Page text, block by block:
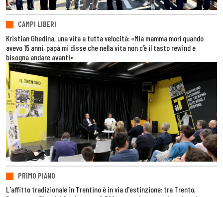
CAMPI LIBERI
Kristian Ghedina, una vita a tutta velocità: «Mia mamma morì quando
avevo 15 anni, papà mi disse che nella vita non c’è il tasto rewind e
bisogna andare avanti»
PRIMO PIANO
L'affitto tradizionale in Trentino è in via d'estinzione: tra Trento,